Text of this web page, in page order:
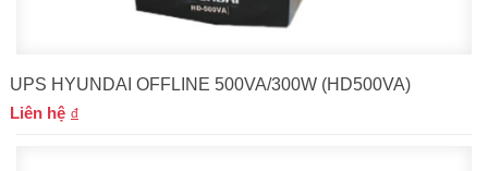
UPS HYUNDAI OFFLINE 500VA/300W (HD500VA)
Liên hệ